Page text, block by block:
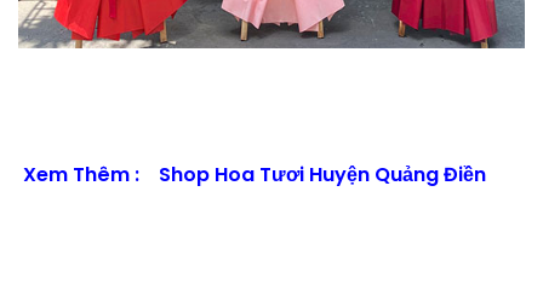
Xem Thêm : Shop Hoa Tươi Huyện Quảng Điền